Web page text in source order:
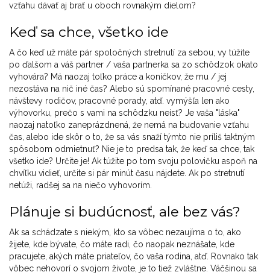
vzťahu dávať aj brať u oboch rovnakým dielom?
Keď sa chce, všetko ide
A čo keď už máte pár spoločných stretnutí za sebou, vy túžite
po ďalšom a váš partner / vaša partnerka sa zo schôdzok okato
vyhovára? Má naozaj toľko práce a koníčkov, že mu / jej
nezostáva na nič iné čas? Alebo sú spomínané pracovné cesty,
návštevy rodičov, pracovné porady, atď. vymýšľa len ako
výhovorku, prečo s vami na schôdzku neísť? Je vaša "láska"
naozaj natoľko zaneprázdnená, že nemá na budovanie vzťahu
čas, alebo ide skôr o to, že sa vás snaží týmto nie príliš taktným
spôsobom odmietnuť? Nie je to predsa tak, že keď sa chce, tak
všetko ide? Určite je! Ak túžite po tom svoju polovičku aspoň na
chvíľku vidieť, určite si pár minút času nájdete. Ak po stretnutí
netúži, radšej sa na niečo vyhovorím.
Plánuje si budúcnosť, ale bez vás?
Ak sa schádzate s niekým, kto sa vôbec nezaujíma o to, ako
žijete, kde bývate, čo máte radi, čo naopak neznášate, kde
pracujete, akých máte priateľov, čo vaša rodina, atď. Rovnako tak
vôbec nehovorí o svojom živote, je to tiež zvláštne. Väčšinou sa